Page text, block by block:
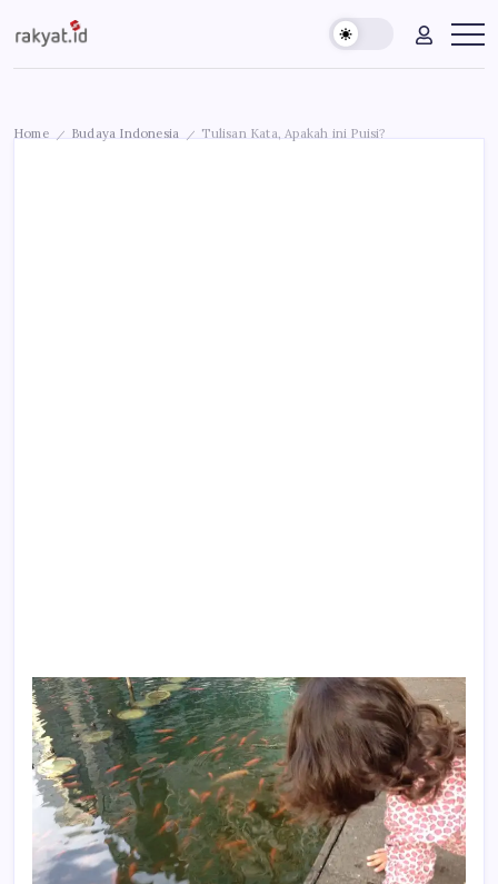
to
content
Rakyat.id
Edukasi
Masyarakat
Home / Budaya Indonesia / Tulisan Kata, Apakah ini Puisi?